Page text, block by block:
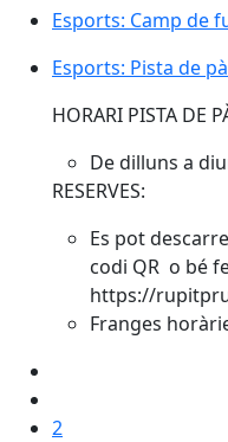
Esports: Camp de
Esports: Camp de
Esports: Pista de
Esports: Pista de
HORARI PISTA DE
De dilluns a
RESERVES:
Es pot
codi QR o bé
https://
Franges
2